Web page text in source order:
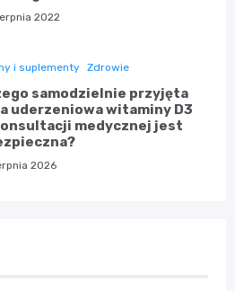
2022
i suplementy Zdrowie
samodzielnie przyjęta
uderzeniowa witaminy D3
medycznej jest
2026